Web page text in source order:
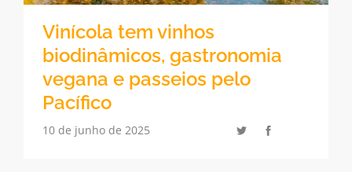
Vinícola tem vinhos
biodinâmicos, gastronomia
vegana e passeios pelo
Pacífico
10 de junho de 2025